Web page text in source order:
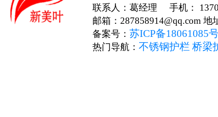
联系人：葛经理 手机：
邮箱：287858914@qq.com
备案号： 苏ICP备18061085
热门导航： 不锈钢护栏 桥梁